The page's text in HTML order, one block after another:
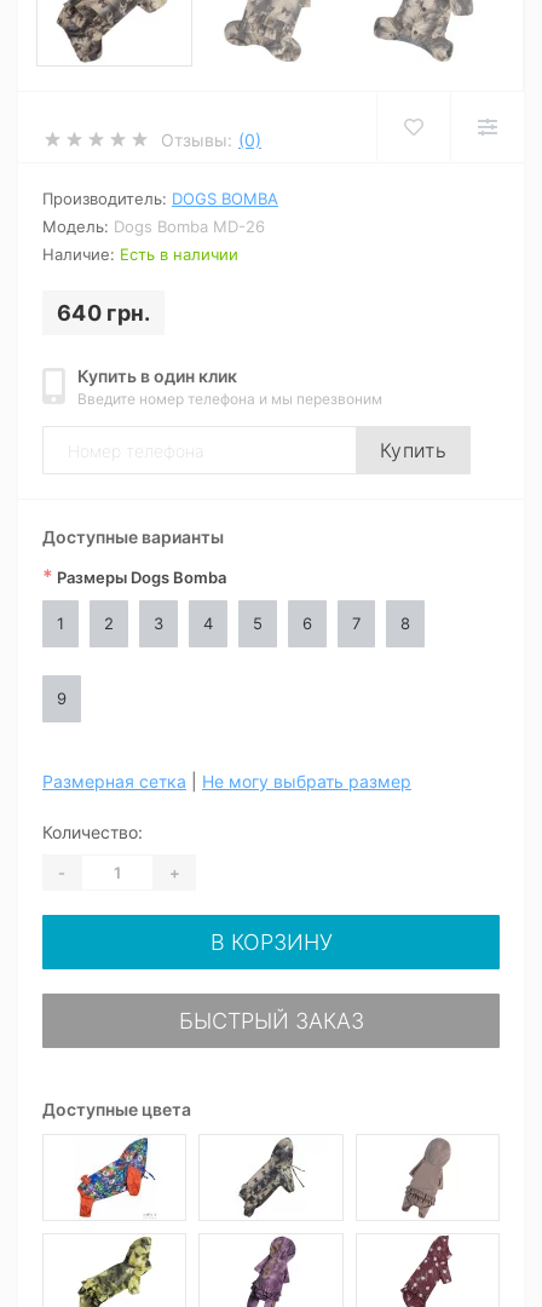
Отзывы: (0)
Производитель: DOGS BOMBA
Модель: Dogs Bomba MD-26
Наличие: Есть в наличии
640 грн.
Купить в один клик
Введите номер телефона и мы перезвоним
Купить
Доступные цвета
Доступные варианты
* Размеры Dogs Bomba
1 2 3 4 5 6 7 8
9
Размерная сетка Не могу выбрать размер
Количество:
- +
В КОРЗИНУ
БЫСТРЫЙ ЗАКАЗ